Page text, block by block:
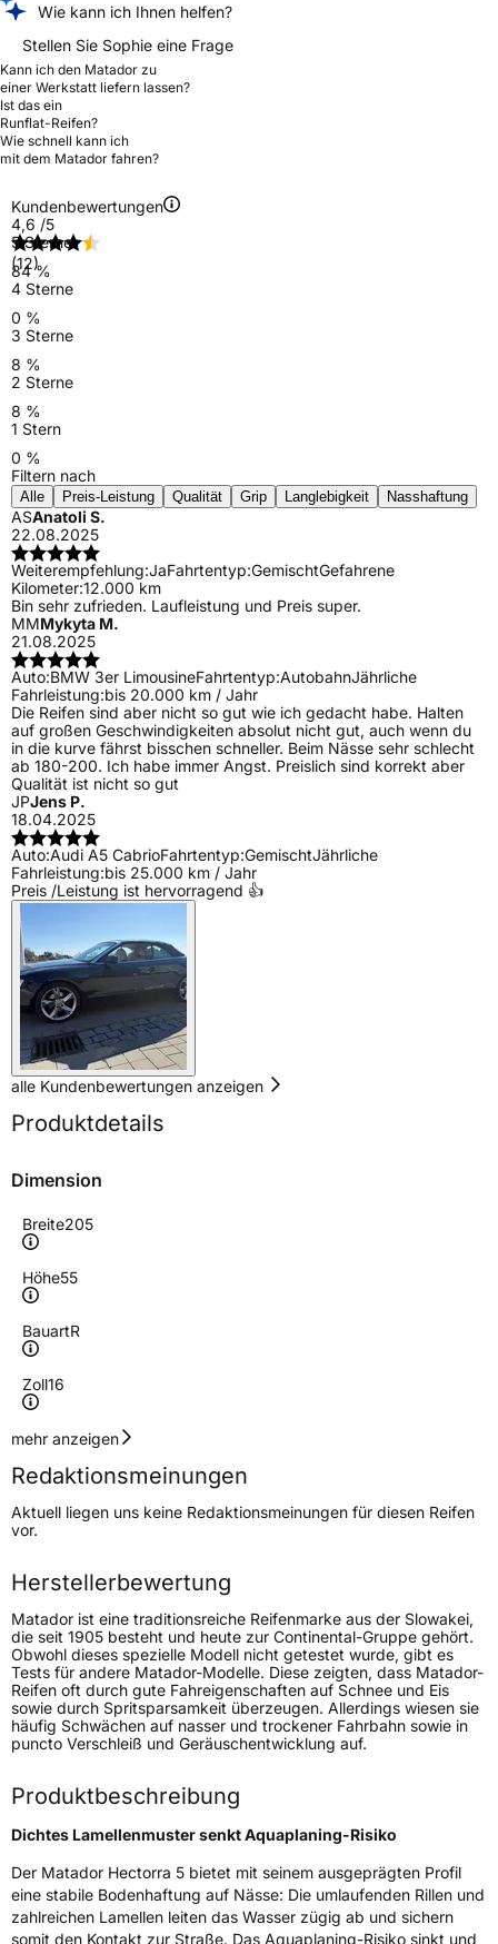
Wie kann ich Ihnen helfen?
Stellen Sie Sophie eine Frage
Kann ich den Matador zu
einer Werkstatt liefern lassen?
Ist das ein
Runflat-Reifen?
Wie schnell kann ich
mit dem Matador fahren?
Kundenbewertungen
4,6 /5
(12)
5 Sterne
84 %
4 Sterne
0 %
3 Sterne
8 %
2 Sterne
8 %
1 Stern
0 %
Filtern nach
Alle Preis-Leistung Qualität Grip Langlebigkeit Nasshaftung
ASAnatoli S.
22.08.2025
Weiterempfehlung:JaFahrtentyp:GemischtGefahrene
Kilometer:12.000 km
Bin sehr zufrieden. Laufleistung und Preis super.
MMMykyta M.
21.08.2025
Auto:BMW 3er LimousineFahrtentyp:AutobahnJährliche
Fahrleistung:bis 20.000 km / Jahr
Die Reifen sind aber nicht so gut wie ich gedacht habe. Halten
auf großen Geschwindigkeiten absolut nicht gut, auch wenn du
in die kurve fährst bisschen schneller. Beim Nässe sehr schlecht
ab 180-200. Ich habe immer Angst. Preislich sind korrekt aber
Qualität ist nicht so gut
JPJens P.
18.04.2025
Auto:Audi A5 CabrioFahrtentyp:GemischtJährliche
Fahrleistung:bis 25.000 km / Jahr
Preis /Leistung ist hervorragend 👍
alle Kundenbewertungen anzeigen
Produktdetails
Dimension
Breite205
Höhe55
BauartR
Zoll16
Geschwindigkeitsindex
Höchstgeschwindigkeit
240 km/h
Lastindex91
Höchstlast615 kg
Gewicht (in kg)
8,546 kg
Generelle Merkmale
FahrzeugtypPKW
VerwendungSommerreifen
FahrzeugartPKW & SUV
Weitere Eigenschaften
SchlauchtypTL
mehr anzeigen
Redaktionsmeinungen
Aktuell liegen uns keine Redaktionsmeinungen für diesen Reifen
vor.
Herstellerbewertung
Matador ist eine traditionsreiche Reifenmarke aus der Slowakei,
die seit 1905 besteht und heute zur Continental-Gruppe gehört.
Obwohl dieses spezielle Modell nicht getestet wurde, gibt es
Tests für andere Matador-Modelle. Diese zeigten, dass Matador-
Reifen oft durch gute Fahreigenschaften auf Schnee und Eis
sowie durch Spritsparsamkeit überzeugen. Allerdings wiesen sie
häufig Schwächen auf nasser und trockener Fahrbahn sowie in
puncto Verschleiß und Geräuschentwicklung auf.
Produktbeschreibung
Dichtes Lamellenmuster senkt Aquaplaning-Risiko
Der Matador Hectorra 5 bietet mit seinem ausgeprägten Profil
eine stabile Bodenhaftung auf Nässe: Die umlaufenden Rillen und
zahlreichen Lamellen leiten das Wasser zügig ab und sichern
somit den Kontakt zur Straße. Das Aquaplaning-Risiko sinkt und